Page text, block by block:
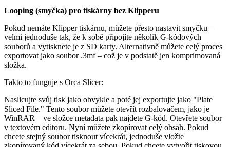
Looping (smyčka) pro tiskárny bez Klipperu
Pokud nemáte Klipper tiskárnu, můžete přesto nastavit smyčku –
velmi jednoduše tak, že k sobě připojíte několik G-kódových
souborů a vytisknete je z SD karty. Alternativně můžete celý proces
exportovat jako soubor .3mf – což je v podstatě jen komprimovaná
složka.
Takto to funguje s Orca Slicer:
Naslicujte svůj tisk jako obvykle a poté jej exportujte jako "Plate
Sliced File." Tento soubor můžete otevřít rozbalovačem, jako je
WinRAR – ve složce metadata pak najdete G-kód. Otevřete soubor
v textovém editoru. Nyní můžete zkopírovat celý obsah. Pokud
chcete stejný soubor tisknout vícekrát, jednoduše vložte